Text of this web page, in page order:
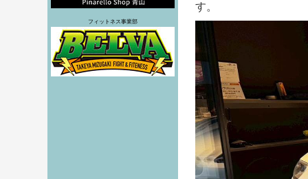
フィットネス事業部
す。